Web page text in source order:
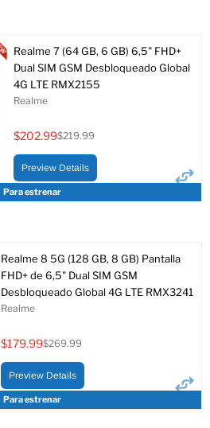
Para estrenar
Realme 7 (64 GB, 6 GB) 6,5" FHD+
Dual SIM GSM Desbloqueado Global
4G LTE RMX2155
Realme
actual
$202.99$219.99
Preview Details
Para estrenar
Realme 8 5G (128 GB, 8 GB) Pantalla
FHD+ de 6,5" Dual SIM GSM
Desbloqueado Global 4G LTE RMX3241
Realme
actual
$179.99$269.99
Preview Details